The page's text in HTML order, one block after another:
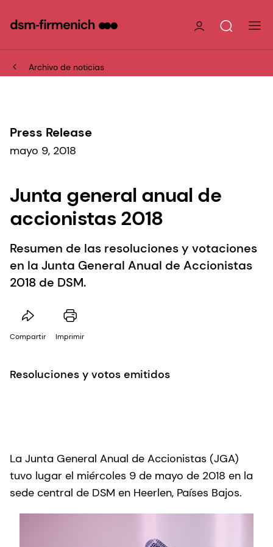
Archivo de noticias
Press Release
mayo 9, 2018
Junta general anual de
accionistas 2018
Resumen de las resoluciones y votaciones
en la Junta General Anual de Accionistas
2018 de DSM.
Compartir Imprimir
Resoluciones y votos emitidos
La Junta General Anual de Accionistas (JGA)
tuvo lugar el miércoles 9 de mayo de 2018 en la
sede central de DSM en Heerlen, Países Bajos.